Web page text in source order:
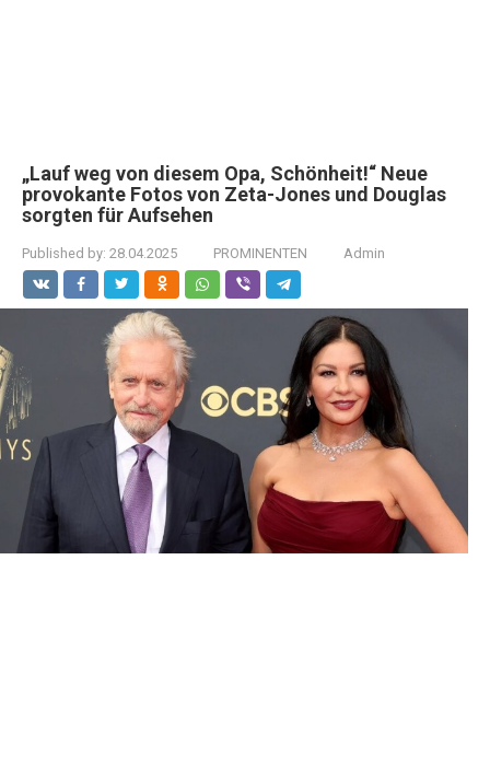
„Lauf weg von diesem Opa, Schönheit!“ Neue
provokante Fotos von Zeta-Jones und Douglas
sorgten für Aufsehen
Published by: 28.04.2025 PROMINENTEN Admin